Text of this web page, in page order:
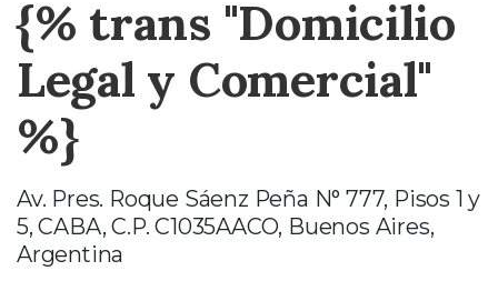
{% trans "Domicilio
Legal y Comercial"
%}
Av. Pres. Roque Sáenz Peña N° 777, Pisos 1 y
5, CABA, C.P. C1035AACO, Buenos Aires,
Argentina